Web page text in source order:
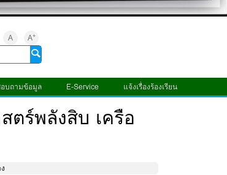
A A+
บถามข้อมูล E-Service แจ้งเรื่องร้องเรียน
ตร์พลังสิบ เครือ